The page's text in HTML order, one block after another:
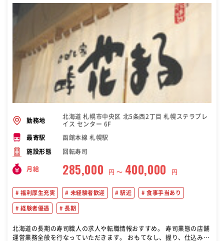
勤務地
北海道 札幌市中央区 北5条西2丁目 札幌ステラプレ
イス センター 6F
最寄駅 函館本線 札幌駅
施設形態 回転寿司
月給 285,000 円 〜 400,000 円
福利厚生充実 未経験者歓迎 駅近 食事手当あり
経験者優遇 長期
北海道の長期の寿司職人の求人や転職情報おすすめ。 寿司業態の店舗
運営業務全般を行なっていただきます。 おもてなし、握り、仕込み、